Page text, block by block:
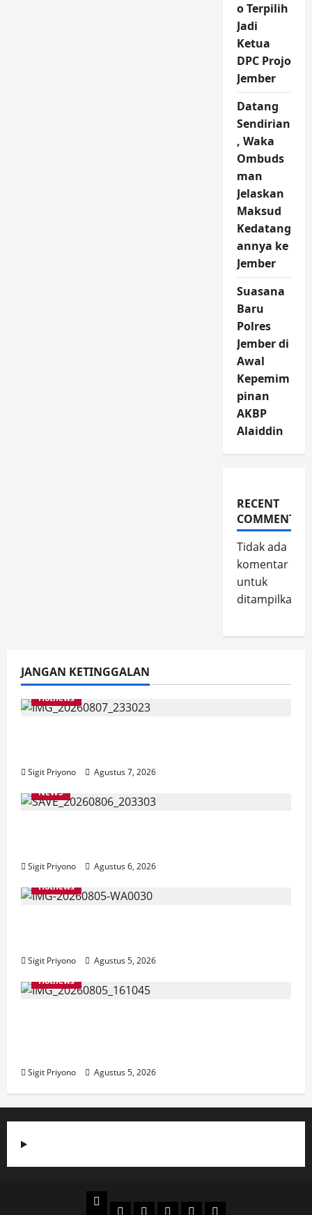
o Terpilih
Jadi
Ketua
DPC Projo
Jember
Datang
Sendirian
, Waka
Ombuds
man
Jelaskan
Maksud
Kedatang
annya ke
Jember
Suasana
Baru
Polres
Jember di
Awal
Kepemim
pinan
AKBP
Alaiddin
RECENT
COMMENTS
Tidak ada
komentar
untuk
ditampilkan.
JANGAN KETINGGALAN
Hotnews
Sigit Priyono
Agustus 7, 2026
NEWS
Sigit Priyono
Agustus 6, 2026
Hotnews
Sigit Priyono
Agustus 5, 2026
Hotnews
Sigit Priyono Agustus 5, 2026
Beranda
PolitikOtomotifEkonomiSosialtentang